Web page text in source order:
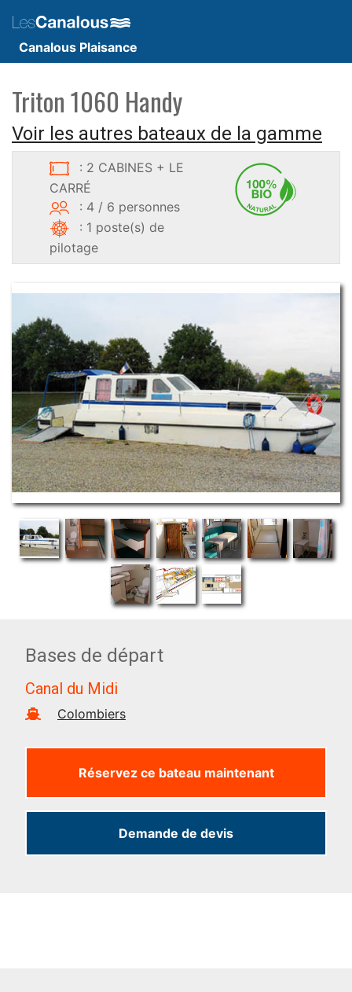
Canalous Plaisance
Triton 1060 Handy
Voir les autres bateaux de la gamme
: 2 CABINES + LE
CARRÉ
: 4 / 6 personnes
: 1 poste(s) de
pilotage
Bases de départ
Canal du Midi
Colombiers
Réservez ce bateau maintenant
Demande de devis